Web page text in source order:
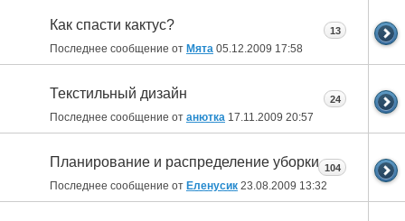
Как спасти кактус?
Последнее сообщение от Мята 05.12.2009 17:58
13
Текстильный дизайн
Последнее сообщение от анютка 17.11.2009 20:57
24
Планирование и распределение уборки
Последнее сообщение от Еленусик 23.08.2009 13:32
104